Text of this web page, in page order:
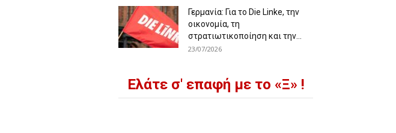
Γερμανία: Για το Die Linke, την
οικονομία, τη
στρατιωτικοποίηση και την...
23/07/2026
Ελάτε σ' επαφή με το «Ξ» !